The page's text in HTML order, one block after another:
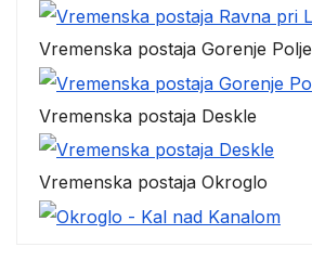
Vremenska postaja Gorenje Polje
Vremenska postaja Deskle
Vremenska postaja Okroglo